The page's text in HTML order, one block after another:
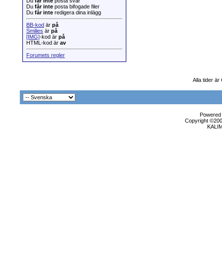
Du får inte posta bifogade filer
Du får inte redigera dina inlägg
BB-kod är på
Smilies är på
[IMG]-kod är på
HTML-kod är av
Forumets regler
Alla tider är
Copyright